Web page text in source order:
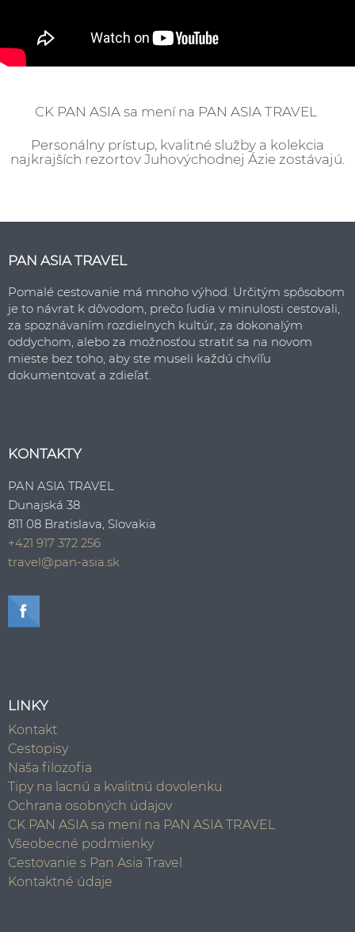
CK PAN ASIA sa mení na PAN ASIA TRAVEL
Personálny prístup, kvalitné služby a kolekcia
najkrajších rezortov Juhovýchodnej Ázie zostávajú.
PAN ASIA TRAVEL
Pomalé cestovanie má mnoho výhod. Určitým spôsobom
je to návrat k dôvodom, prečo ľudia v minulosti cestovali,
za spoznávaním rozdielnych kultúr, za dokonalým
oddychom, alebo za možnosťou stratiť sa na novom
mieste bez toho, aby ste museli každú chvíľu
dokumentovať a zdieľať.
KONTAKTY
PAN ASIA TRAVEL
Dunajská 38
811 08 Bratislava, Slovakia
+421 917 372 256
travel@pan-asia.sk
LINKY
Kontakt
Cestopisy
Naša filozofia
Tipy na lacnú a kvalitnú dovolenku
Ochrana osobných údajov
CK PAN ASIA sa mení na PAN ASIA TRAVEL
Všeobecné podmienky
Cestovanie s Pan Asia Travel
Kontaktné údaje